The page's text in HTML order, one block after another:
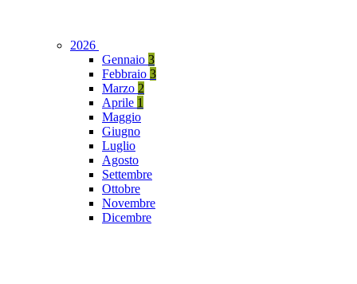
2026
Gennaio 3
Febbraio 3
Marzo 2
Aprile 1
Maggio
Giugno
Luglio
Agosto
Settembre
Ottobre
Novembre
Dicembre